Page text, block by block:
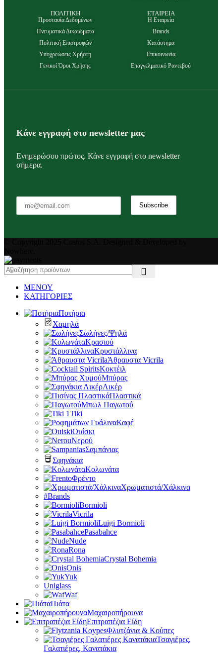
ΠΟΛΙΤΙΚΗ
Προστασία Δεδομένων
Πνευματικά Δικαιώματα
Πολιτική Επιστροφών
Υποχρεώσεις Χρήστη
Γενικοί Όροι Χρήσης
ΕΤΑΙΡΕΙΑ
Η Εταιρεία
Brands
Κατάστημα
Επικοινωνία
Επαγγελματικό Ραντεβού
Κάνε εγγραφή στο newsletter μας
Ενημερώσου πρώτος. Κάνε εγγραφή στο newsletter
σήμερα.
ΜΕΝΟΥ
ΚΑΤΗΓΟΡΙΕΣ
Ποτήρια
Χαμηλά
Σωλήνες/Ψηλά
Κρασιού
Κρυστάλλινα
Άθραυστα Vicrila
Κοκτέιλ
Μπύρας
Λικέρ
Πλαστικά
Μπωλ Παγωτού
Tiki
Καφέ
Ουίσκι
Νερού
Σαμπάνιας
Σφηνάκια
Κολωνάτα
Φρέντο
Χρωματιστά/Χάλκινα
#Brands
Bormioli
Vicrila
Luigi Bormioli
Pasabahce
Nude
Rona
Crystal Bohemia
Onis
Yuk
Uniglass
Waf
Πιάτα
Μαχαιροπήρουνα
Επιτραπέζια Είδη
Φλυτζάνια & Κούπες
Τσαγιέρες,
Γαλατιέρες, Κανατάκια